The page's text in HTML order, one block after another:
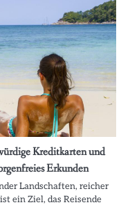
Kreditkarten und
Erkunden
Landschaften, reicher
ein Ziel, das Reisende